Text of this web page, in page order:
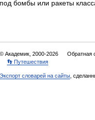
под бомбы или ракеты
© Академик, 2000-2026 Обратная
👣 Путешествия
Экспорт словарей на сайты ,